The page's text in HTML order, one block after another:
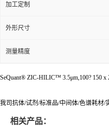
加工定制
外形尺寸
测量精度
SeQuant® ZIC-HILIC™ 3.5μm,100? 150 x
我司抗体/试剂/标准品/中间体/色谱耗材
相关产品：